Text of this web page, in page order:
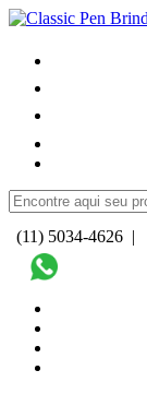
(11) 5034-4626 |